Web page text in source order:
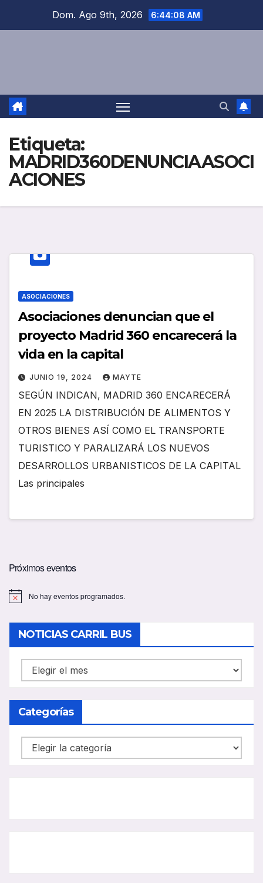
Dom. Ago 9th, 2026 6:44:08 AM
Etiqueta:
MADRID360DENUNCIAASOCI
ACIONES
ASOCIACIONES
Asociaciones denuncian que el
proyecto Madrid 360 encarecerá la
vida en la capital
JUNIO 19, 2024 MAYTE
SEGÚN INDICAN, MADRID 360 ENCARECERÁ
EN 2025 LA DISTRIBUCIÓN DE ALIMENTOS Y
OTROS BIENES ASÍ COMO EL TRANSPORTE
TURISTICO Y PARALIZARÁ LOS NUEVOS
DESARROLLOS URBANISTICOS DE LA CAPITAL
Las principales
Próximos eventos
No hay eventos programados.
NOTICIAS CARRIL BUS
NOTICIAS
CARRIL
BUS
Categorías
Categorías